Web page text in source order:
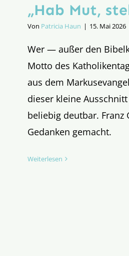
„Hab Mut,
Von Patricia Haun | 15. Mai 2026
Wer — außer den
Motto des
aus dem
dieser kleine
beliebig deutbar. Franz
Gedanken gemacht.
Weiterlesen